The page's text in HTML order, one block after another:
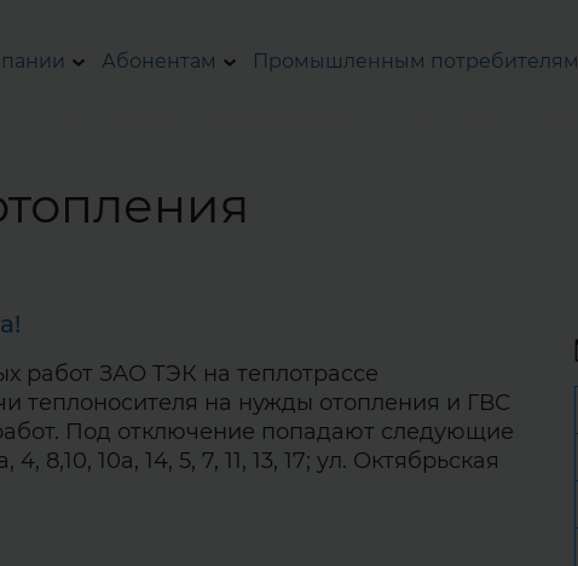
Абонентам Промышленным потребителям
работ ЗАО ТЭК на теплотрассе
теплоносителя на нужды отопления и ГВС
работ. Под отключение попадают следующие
8,10, 10а, 14, 5, 7, 11, 13, 17; ул. Октябрьская